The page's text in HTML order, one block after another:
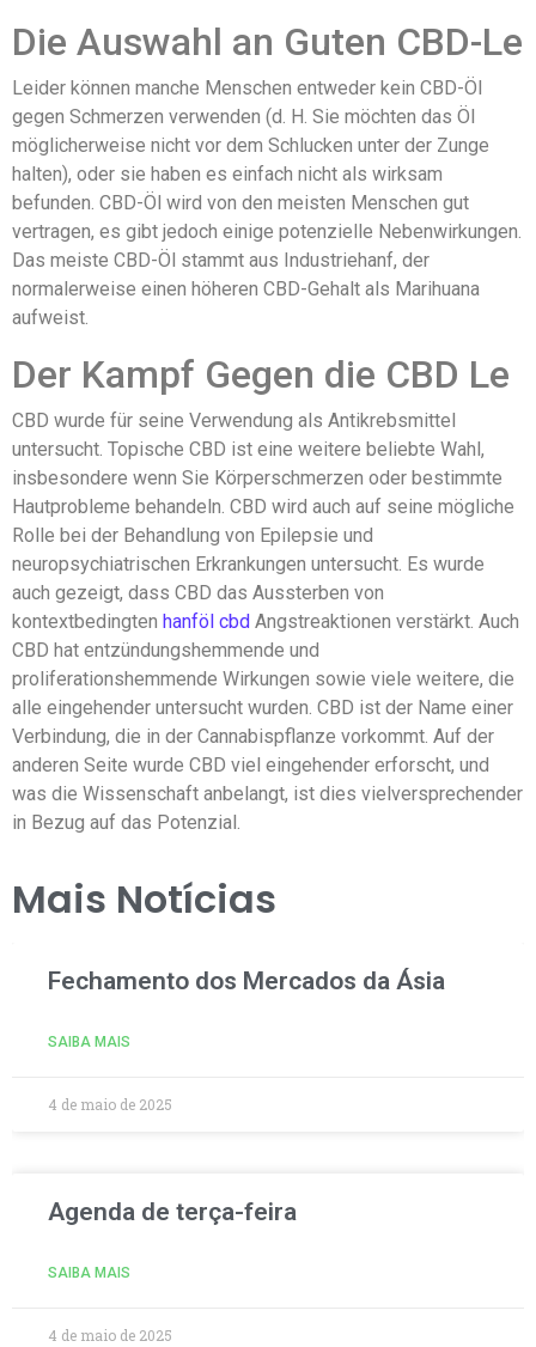
Die Auswahl an Guten CBD-Le
Leider können manche Menschen entweder kein CBD-Öl
gegen Schmerzen verwenden (d. H. Sie möchten das Öl
möglicherweise nicht vor dem Schlucken unter der Zunge
halten), oder sie haben es einfach nicht als wirksam
befunden. CBD-Öl wird von den meisten Menschen gut
vertragen, es gibt jedoch einige potenzielle Nebenwirkungen.
Das meiste CBD-Öl stammt aus Industriehanf, der
normalerweise einen höheren CBD-Gehalt als Marihuana
aufweist.
Der Kampf Gegen die CBD Le
CBD wurde für seine Verwendung als Antikrebsmittel
untersucht. Topische CBD ist eine weitere beliebte Wahl,
insbesondere wenn Sie Körperschmerzen oder bestimmte
Hautprobleme behandeln. CBD wird auch auf seine mögliche
Rolle bei der Behandlung von Epilepsie und
neuropsychiatrischen Erkrankungen untersucht. Es wurde
auch gezeigt, dass CBD das Aussterben von
kontextbedingten hanföl cbd Angstreaktionen verstärkt. Auch
CBD hat entzündungshemmende und
proliferationshemmende Wirkungen sowie viele weitere, die
alle eingehender untersucht wurden. CBD ist der Name einer
Verbindung, die in der Cannabispflanze vorkommt. Auf der
anderen Seite wurde CBD viel eingehender erforscht, und
was die Wissenschaft anbelangt, ist dies vielversprechender
in Bezug auf das Potenzial.
Mais Notícias
Fechamento dos Mercados da Ásia
SAIBA MAIS
4 de maio de 2025
Agenda de terça-feira
SAIBA MAIS
4 de maio de 2025